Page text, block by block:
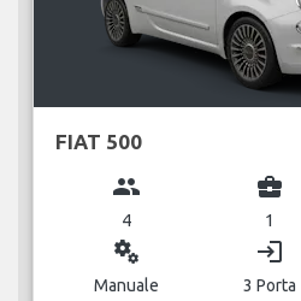
FIAT 500
group
4
business_center
1
miscellaneous_services
Manuale
login
3 Porta